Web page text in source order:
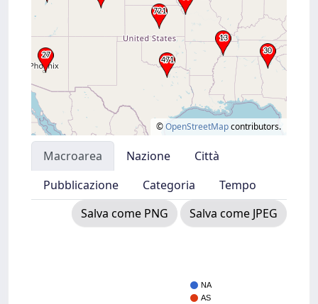
©OpenStreetMapcontributors.
Macroarea Nazione
Città
Pubblicazione
Categoria
Tempo
Salva come PNG
Salva come JPEG
NA
AS